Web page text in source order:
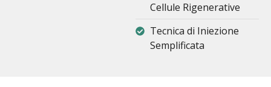
Cellule Rigenerative
Tecnica di Iniezione
Semplificata